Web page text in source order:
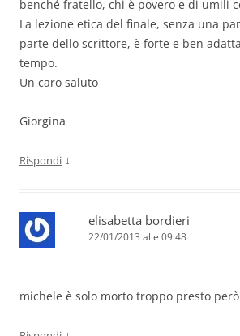
benché fratello, chi è povero e di umili
La lezione etica del finale, senza una
parte dello scrittore, è forte e ben
tempo.
Un caro saluto
Giorgina
Rispondi ↓
elisabetta bordieri
22/01/2013 alle 09:48
michele è solo morto troppo presto